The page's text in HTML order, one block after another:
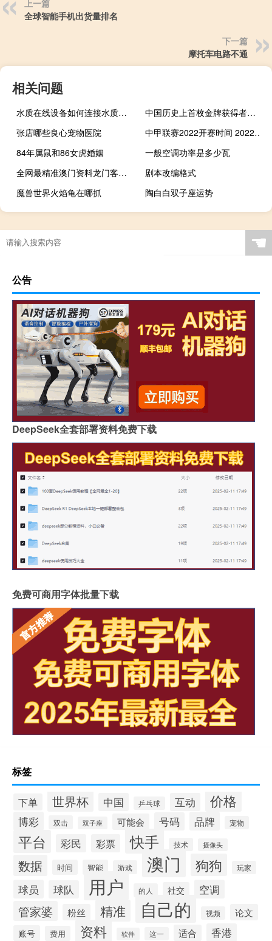
上一篇
全球智能手机出货量排名
下一篇
摩托车电路不通
相关问题
水质在线设备如何连接水质采样器 全自动水质采样器
中国历史上首枚金牌获得者是谁 中国历史上首枚金牌
张店哪些良心宠物医院
中甲联赛2022开赛时间 2022赛季中超开赛时间
84年属鼠和86女虎婚姻
一般空调功率是多少瓦
全网最精准澳门资料龙门客栈_结论释义解释落实_网页版v802.031
剧本改编格式
魔兽世界火焰龟在哪抓
陶白白双子座运势
☚
公告
DeepSeek全套部署资料免费下载
免费可商用字体批量下载
标签
下单 世界杯 中国 乒乓球 互动 价格
博彩 双击 双子座 可能会 号码 品牌 宠物
平台 彩民 彩票 快手 技术 摄像头
数据 时间 智能 游戏 澳门 狗狗 玩家
球员 球队 用户 的人 社交 空调
管家婆 粉丝 精准 自己的 视频 论文
账号 费用 资料 软件 这一 适合 香港